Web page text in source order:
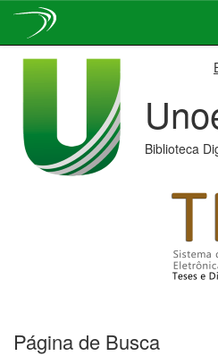
Biblioteca
Página de Busca